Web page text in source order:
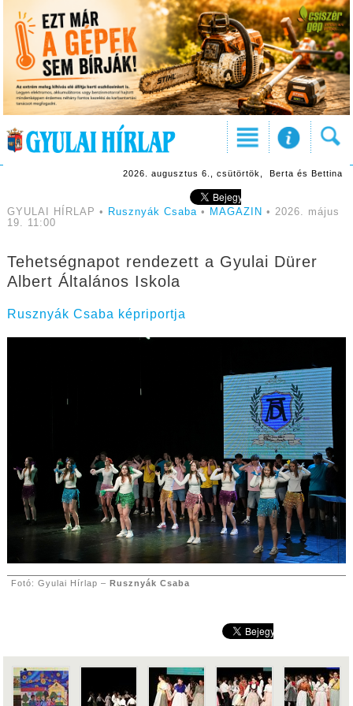
2026. augusztus 6., csütörtök, Berta és Bettina
GYULAI HÍRLAP • Rusznyák Csaba• MAGAZIN • 2026. május
19. 11:00
Tehetségnapot rendezett a Gyulai Dürer
Albert Általános Iskola
Rusznyák Csaba képriportja
Fotó: Gyulai Hírlap – Rusznyák Csaba